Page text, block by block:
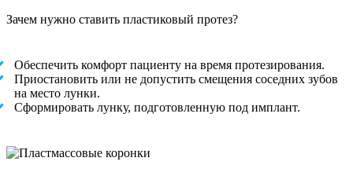
Зачем нужно ставить пластиковый протез?
Обеспечить комфорт пациенту на время протезирования.
Приостановить или не допустить смещения соседних зубов
на место лунки.
Сформировать лунку, подготовленную под имплант.